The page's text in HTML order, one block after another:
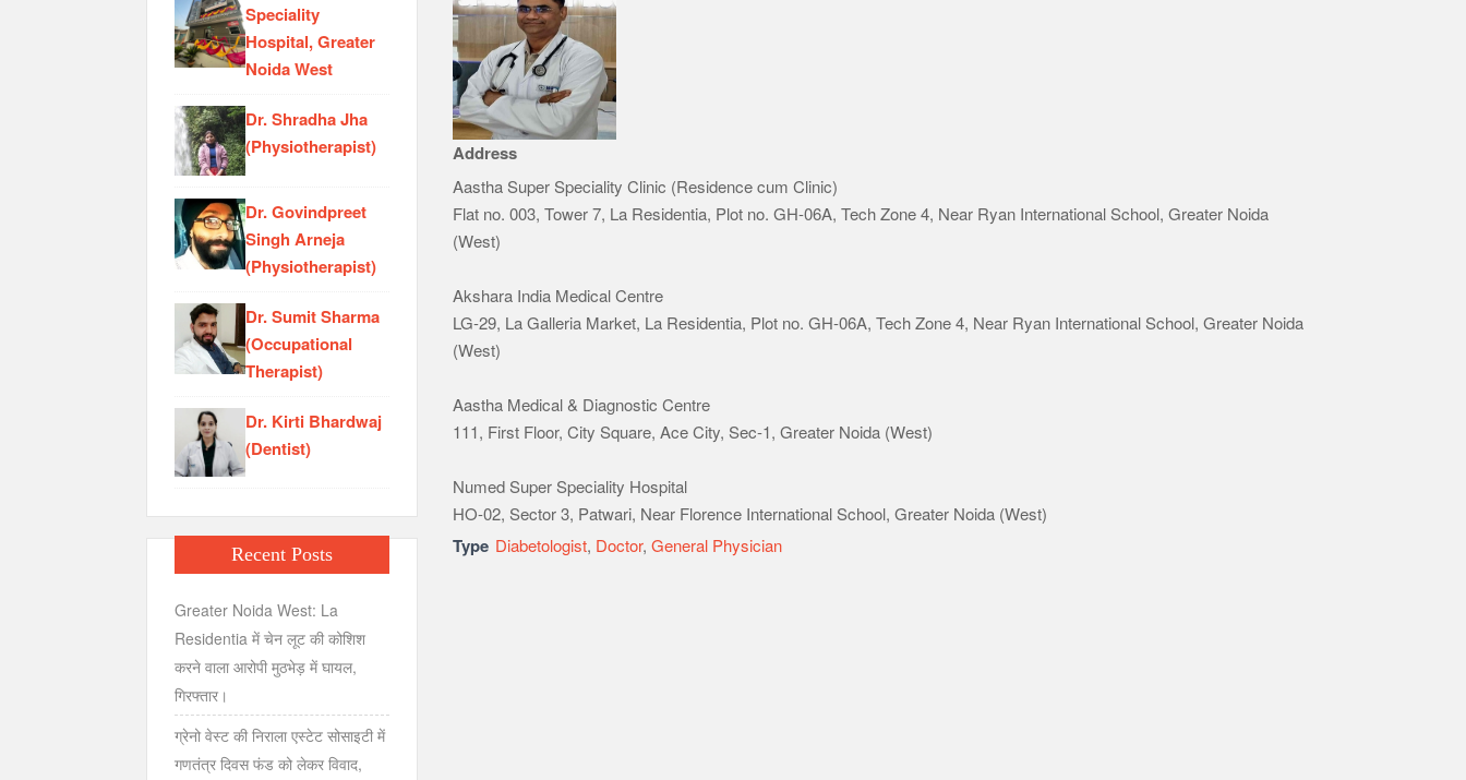
Address
Aastha Super Speciality Clinic (Residence cum Clinic)
Flat no. 003, Tower 7, La Residentia, Plot no. GH-06A, Tech Zone 4, Near Ryan International School, Greater Noida
(West)
Akshara India Medical Centre
LG-29, La Galleria Market, La Residentia, Plot no. GH-06A, Tech Zone 4, Near Ryan International School, Greater Noida
(West)
Aastha Medical & Diagnostic Centre
111, First Floor, City Square, Ace City, Sec-1, Greater Noida (West)
Numed Super Speciality Hospital
HO-02, Sector 3, Patwari, Near Florence International School, Greater Noida (West)
Type Diabetologist, Doctor,General Physician
Speciality
Hospital, Greater
Noida West
Dr. Shradha Jha
(Physiotherapist)
Dr. Govindpreet
Singh Arneja
(Physiotherapist)
Dr. Sumit Sharma
(Occupational
Therapist)
Dr. Kirti Bhardwaj
(Dentist)
Recent Posts
Greater Noida West: La
Residentia में चेन लूट की कोशिश
करने वाला आरोपी मुठभेड़ में घायल,
गिरफ्तार।
ग्रेनो वेस्ट की निराला एस्टेट सोसाइटी में
गणतंत्र दिवस फंड को लेकर विवाद,